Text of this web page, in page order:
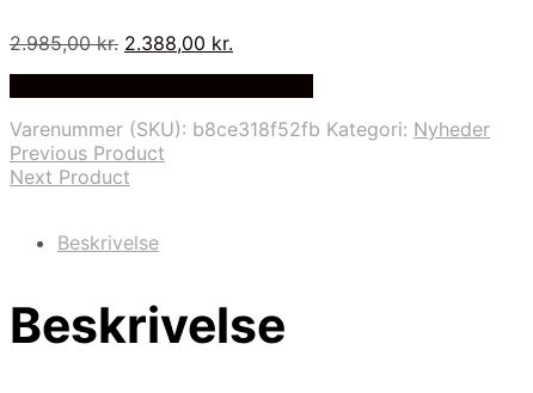
2.985,00kr. Den
2.985,00 kr..
2.388,00 kr.
2.388,00 kr..
Varenummer (SKU): b8ce318f52fb Kategori: Nyheder
Previous Product
Next Product
Beskrivelse
Beskrivelse